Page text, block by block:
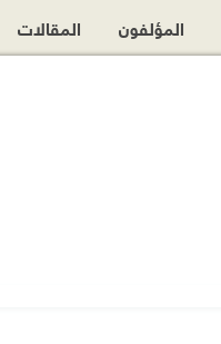
المؤلفون المقالات